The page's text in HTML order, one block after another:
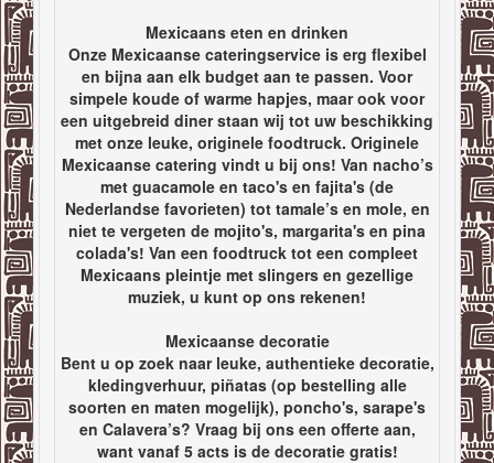
Mexicaans eten en drinken
Onze Mexicaanse cateringservice is erg flexibel
en bijna aan elk budget aan te passen. Voor
simpele koude of warme hapjes, maar ook voor
een uitgebreid diner staan wij tot uw beschikking
met onze leuke, originele foodtruck. Originele
Mexicaanse catering vindt u bij ons! Van nacho’s
met guacamole en taco's en fajita's (de
Nederlandse favorieten) tot tamale’s en mole, en
niet te vergeten de mojito's, margarita's en pina
colada's! Van een foodtruck tot een compleet
Mexicaans pleintje met slingers en gezellige
muziek, u kunt op ons rekenen!
Mexicaanse decoratie
Bent u op zoek naar leuke, authentieke decoratie,
kledingverhuur, piñatas (op bestelling alle
soorten en maten mogelijk), poncho's, sarape's
en Calavera’s? Vraag bij ons een offerte aan,
want vanaf 5 acts is de decoratie gratis!